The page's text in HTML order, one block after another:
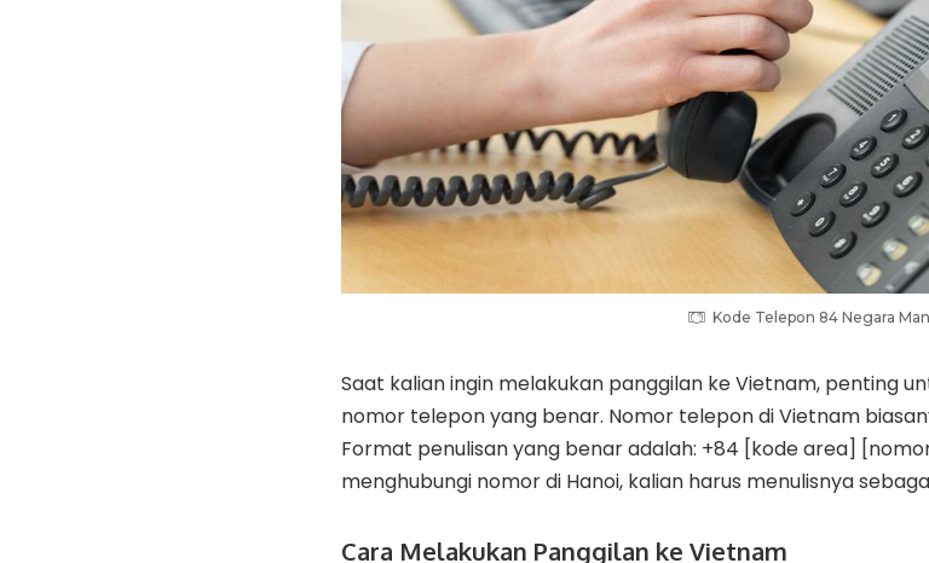
Kode Telepon 84 Negara
Saat kalian ingin melakukan panggilan ke Vietnam, penting
nomor telepon yang benar. Nomor telepon di Vietnam
Format penulisan yang benar adalah: +84 [kode area]
menghubungi nomor di Hanoi, kalian harus menulisnya
Cara Melakukan Panggilan ke Vietnam